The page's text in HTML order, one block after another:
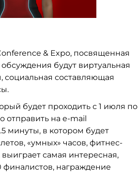
& Expo, посвященная
будут виртуальная
социальная составляющая
будет проходить с 1 июля по
отправить на e-mail
минуты, в котором будет
«умных» часов, фитнес-
самая интересная,
финалистов, награждение